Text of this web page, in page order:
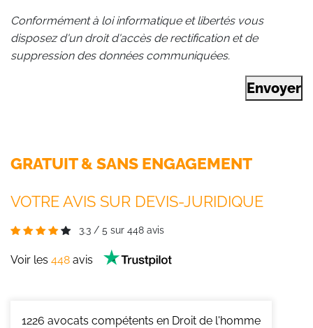
Conformément à loi informatique et libertés vous
disposez d'un droit d'accès de rectification et de
suppression des données communiquées.
Envoyer
GRATUIT & SANS ENGAGEMENT
VOTRE AVIS SUR DEVIS-JURIDIQUE
3.3 / 5 sur 448 avis
Voir les 448 avis
1226 avocats compétents en Droit de l'homme